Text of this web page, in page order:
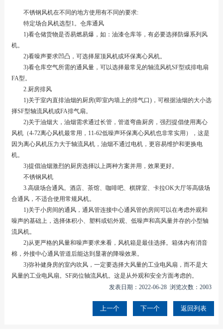
不锈钢风机在不同的地方使用有不同的要求:
特定场合风机选型1。仓库通风
1)看仓储货物是否易燃易爆，如：油漆仓库等，有必要选择防爆系列风
机。
2)看噪声要求凹凸，可选择屋顶风机或环保离心风机。
3)看仓库空气所需的通风量，可以选择最常见的轴流风机SF型或排电扇
FA型。
2.厨房排风
1)关于室内直排油烟的厨房(即室内墙上的排气口)，可根据油烟的大小选
择SF型轴流风机或FA排气扇。
2)关于油烟大，油烟需求通过长管，管道弯曲厨房，强烈提倡使用离心
风机（4-72离心风机最常用，11-62低噪声环保离心风机也非常实用），这是
因为离心风机压力大于轴流风机，油烟不通过电机，更容易维护和更换电
机。
3)提倡油烟激烈的厨房选择以上两种方案并用，效果更好。
不锈钢风机
3.高级场合通风。酒店、茶馆、咖啡吧、棋牌室、卡拉OK大厅等高级场
合通风，不适合使用常规风机。
1)关于小房间的通风，通风管连接中心通风管的房间可以在考虑外观和
噪声的基础上，选择体积小、塑料或铝外观、低噪声和高风量并存的小型轴
流风机。
2)从更严格的风量和噪声要求来看，风机箱是最佳选择。箱体内有消音
棉，外接中心通风管道后能达到显著的降噪效果。
3)弥补健身房的室内吹风，一定要选择大风量的工业电风扇，而不是大
风量的工业电风扇。SF岗位轴流风机。这是从外观和安全方面考虑的。
发表日期：2022-06-28 浏览次数：2003
上一个 下一个 返回列表